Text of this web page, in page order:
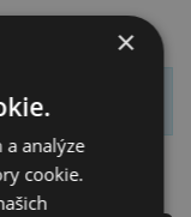
×
a analýze
cookie.